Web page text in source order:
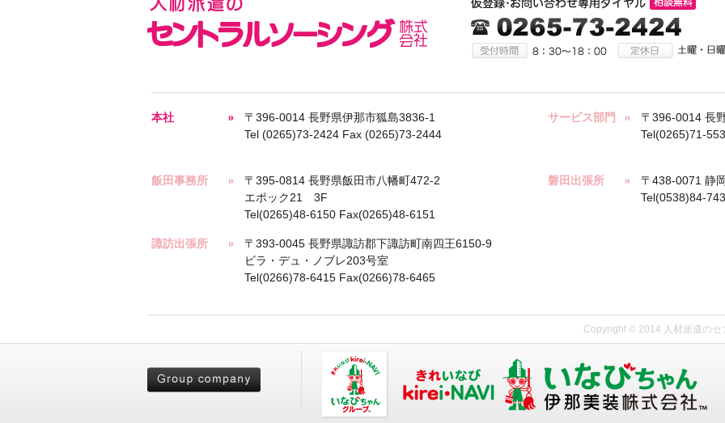
本社
〒396-0014 長野県伊那市狐島3836-1
Tel (0265)73-2424 Fax (0265)73-2444
サービス部門
〒396-0014 長
Tel(0265)71-
飯田事務所
〒395-0814 長野県飯田市八幡町472-2
エポック21 3F
Tel(0265)48-6150 Fax(0265)48-6151
磐田出張所
〒438-0071 静
Tel(0538)84-
諏訪出張所
〒393-0045 長野県諏訪郡下諏訪町南四王6150-9
ビラ・デュ・ノブレ203号室
Tel(0266)78-6415 Fax(0266)78-6465
Copyright © 2014 人材派遣の